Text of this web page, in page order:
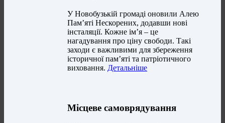
У Новобузькій громаді оновили Алею
Пам’яті Нескорених, додавши нові
інсталяції. Кожне ім’я – це
нагадування про ціну свободи. Такі
заходи є важливими для збереження
історичної пам’яті та патріотичного
виховання. Детальніше
Місцеве самоврядування